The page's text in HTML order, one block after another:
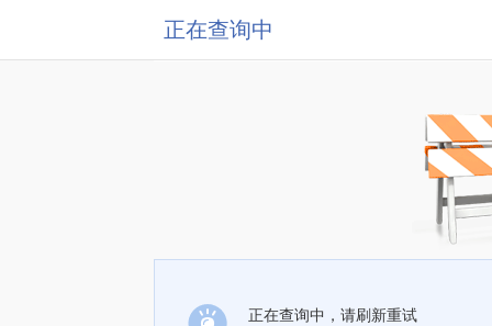
正在查询中
正在查询中，请刷新重试